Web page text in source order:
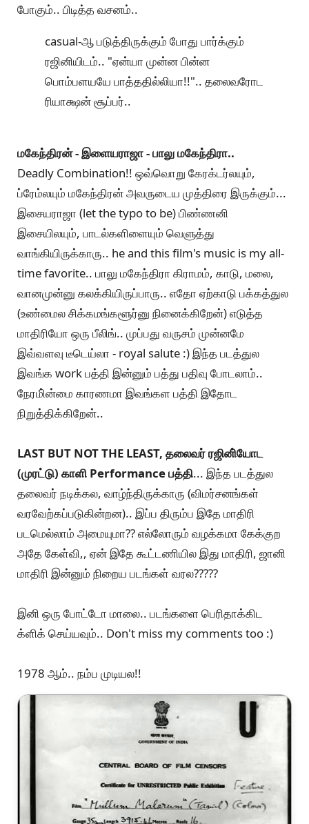
போகும்.. பிடித்த வசனம்..
casual-ஆ படுத்திருக்கும் போது பார்க்கும்
ரஜினியிடம்.. "ஏன்யா முன்ன பின்ன
பொம்பளயயே பாத்ததில்லியா!!".. தலைவரோட
ரியாக்ஷன் சூப்பர்..
மகேந்திரன் - இளையராஜா - பாலு மகேந்திரா..
Deadly Combination!! ஒவ்வொறு கேரக்டர்லயும்,
ப்ரேம்லயும் மகேந்திரன் அவருடைய முத்திரை இருக்கும்...
இசையராஜா (let the typo to be) பிண்ணனி
இசையிலயும், பாடல்களிளையும் வெளுத்து
வாங்கியிருக்காரு.. he and this film's music is my all-
time favorite.. பாலு மகேந்திரா கிராமம், காடு, மலை,
வானமுன்னு கலக்கியிருப்பாரு.. எதோ ஏற்காடு பக்கத்துல
(உண்மைல சிக்கமங்களூர்னு நினைக்கிறேன்) எடுத்த
மாதிரியோ ஒரு பீலிங்.. முப்பது வருசம் முன்னமே
இவ்வளவு டீடெய்லா - royal salute :) இந்த படத்துல
இவங்க work பத்தி இன்னும் பத்து பதிவு போடலாம்..
நேரமி்ன்மை காரணமா இவங்கள பத்தி இதோட
நிறுத்திக்கிறேன்..
LAST BUT NOT THE LEAST, தலைவர் ரஜினி்யோட
(முரட்டு) காளி Performance பத்தி... இந்த படத்துல
தலைவர் நடிக்கல, வாழ்ந்திருக்காரு (விமர்சனங்கள்
வரவேற்கப்படுகின்றன).. இப்ப திரும்ப இதே மாதிரி
படமெல்லாம் அமையுமா?? எல்லோரும் வழக்கமா கேக்குற
அதே கேள்வி,, ஏன் இதே கூட்டணியில இது மாதிரி, ஜானி
மாதிரி இன்னும் நிறைய படங்கள் வரல?????
இனி ஒரு போட்டோ மாலை.. படங்களை பெரிதாக்கிட
க்ளிக் செய்யவும்.. Don't miss my comments too :)
1978 ஆம்.. நம்ப முடியல!!